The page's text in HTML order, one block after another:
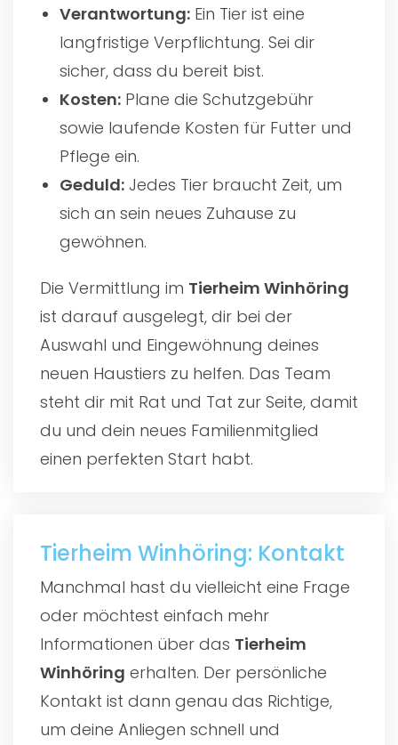
Verantwortung: Ein Tier ist eine
langfristige Verpflichtung. Sei dir
sicher, dass du bereit bist.
Kosten: Plane die Schutzgebühr
sowie laufende Kosten für Futter und
Pflege ein.
Geduld: Jedes Tier braucht Zeit, um
sich an sein neues Zuhause zu
gewöhnen.
Die Vermittlung im Tierheim Winhöring
ist darauf ausgelegt, dir bei der
Auswahl und Eingewöhnung deines
neuen Haustiers zu helfen. Das Team
steht dir mit Rat und Tat zur Seite, damit
du und dein neues Familienmitglied
einen perfekten Start habt.
Tierheim Winhöring: Kontakt
Manchmal hast du vielleicht eine Frage
oder möchtest einfach mehr
Informationen über das Tierheim
Winhöring erhalten. Der persönliche
Kontakt ist dann genau das Richtige,
um deine Anliegen schnell und